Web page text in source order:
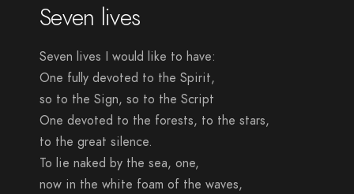
Seven lives
Seven lives I would like to have:
One fully devoted to the Spirit,
so to the Sign, so to the Script
One devoted to the forests, to the stars,
to the great silence.
To lie naked by the sea, one,
now in the white foam of the waves,